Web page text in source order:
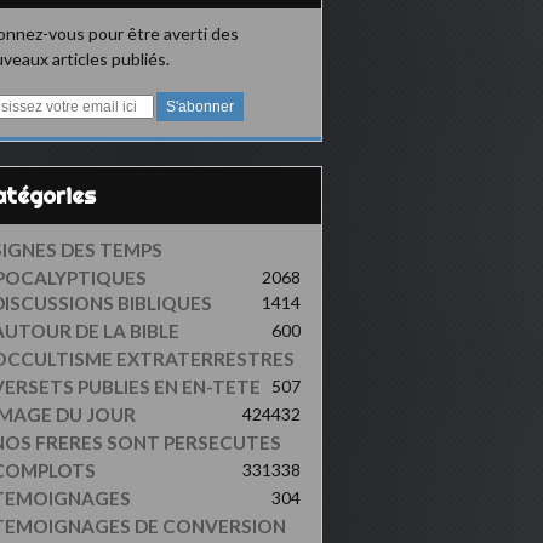
vous pour être averti des
articles publiés.
DES TEMPS
2068
BIBLIQUES 1414
DE LA BIBLE 600
EXTRATERRESTRES
507
PUBLIES EN EN-TETE
432
DU JOUR 424
FRERES SONT PERSECUTES
338
331
304
DE CONVERSION